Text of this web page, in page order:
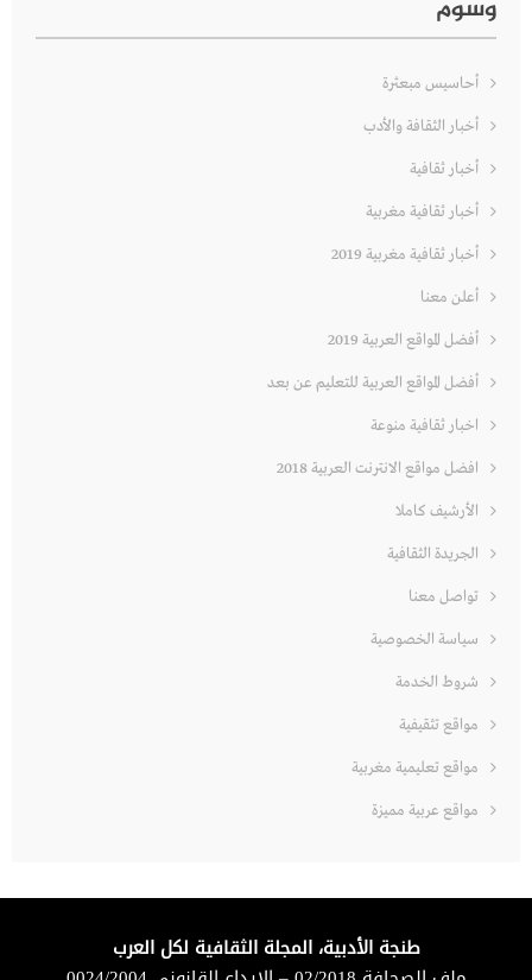
وسوم
أحاسيس مبعثرة
أخبار الثقافة والأدب
أخبار ثقافية
أخبار ثقافية مغربية
أخبار ثقافية مغربية 2019
أعلن معنا
أفضل المواقع العربية 2019
أفضل المواقع العربية للتعليم عن بعد
اخبار ثقافية منوعة
افضل مواقع الانترنت العربية 2018
الأرشيف كاملا
الجريدة الثقافية
تواصل معنا
سياسة الخصوصية
شروط الخدمة
مواقع تثقيفية
مواقع تعليمية مغربية
مواقع عربية مميزة
طنجة الأدبية، المجلة الثقافية لكل العرب